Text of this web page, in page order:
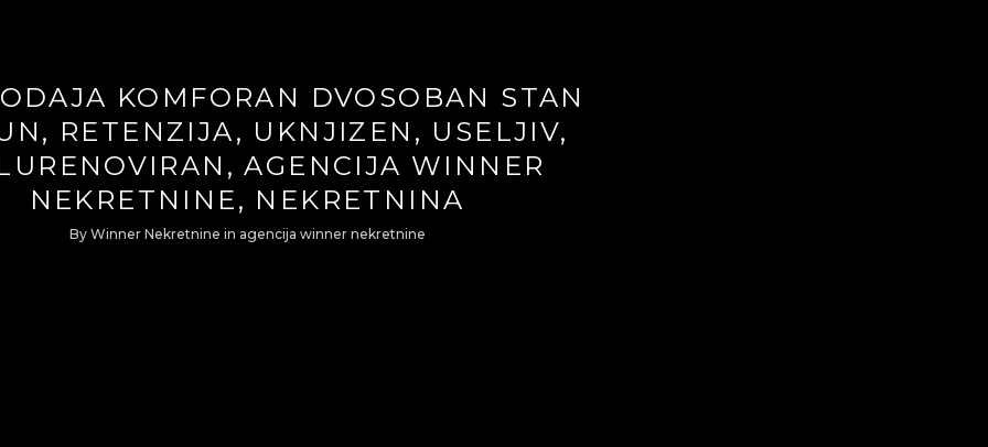
KOMFORAN DVOSOBAN STAN
RETENZIJA, UKNJIZEN, USELJIV,
AGENCIJA WINNER
NEKRETNINE, NEKRETNINA
By Winner Nekretnine in agencija winner nekretnine